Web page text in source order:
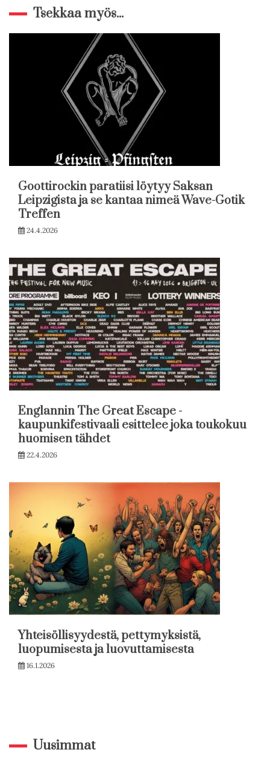
Tsekkaa myös...
Goottirockin paratiisi löytyy Saksan
Leipzigista ja se kantaa nimeä Wave-Gotik
Treffen
24.4.2026
Englannin The Great Escape -
kaupunkifestivaali esittelee joka toukokuu
huomisen tähdet
22.4.2026
Yhteisöllisyydestä, pettymyksistä,
luopumisesta ja luovuttamisesta
16.1.2026
Uusimmat